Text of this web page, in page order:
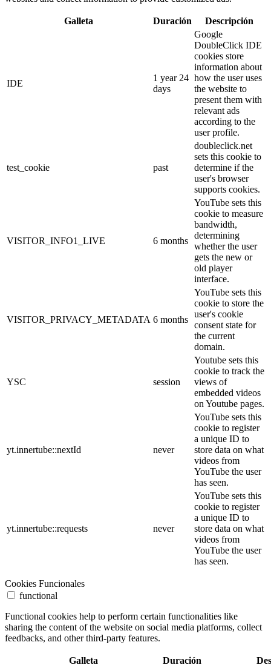
Galleta Duración Descripción
IDE
1 year 24
days
Google
DoubleClick IDE
cookies store
information about
how the user uses
the website to
present them with
relevant ads
according to the
user profile.
test_cookie past
doubleclick.net
sets this cookie to
determine if the
user's browser
supports cookies.
VISITOR_INFO1_LIVE 6 months
YouTube sets this
cookie to measure
bandwidth,
determining
whether the user
gets the new or
old player
interface.
VISITOR_PRIVACY_METADATA 6 months
YouTube sets this
cookie to store the
user's cookie
consent state for
the current
domain.
YSC session
Youtube sets this
cookie to track the
views of
embedded videos
on Youtube pages.
yt.innertube::nextId never
YouTube sets this
cookie to register
a unique ID to
store data on what
videos from
YouTube the user
has seen.
yt.innertube::requests never
YouTube sets this
cookie to register
a unique ID to
store data on what
videos from
YouTube the user
has seen.
Cookies Funcionales
functional
Functional cookies help to perform certain functionalities like
sharing the content of the website on social media platforms, collect
feedbacks, and other third-party features.
Galleta Duración